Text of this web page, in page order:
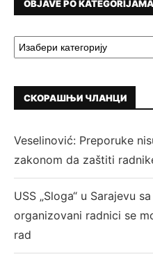
OBJAVE PO KATEGORIJAMA
СКОРАШЊИ ЧЛАНЦИ
Veselinović: Preporuke
zakonom da zaštiti
USS „Sloga“ u Sarajevu
organizovani radnici se
rad